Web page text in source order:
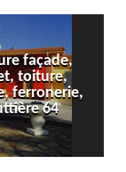
Peinture de